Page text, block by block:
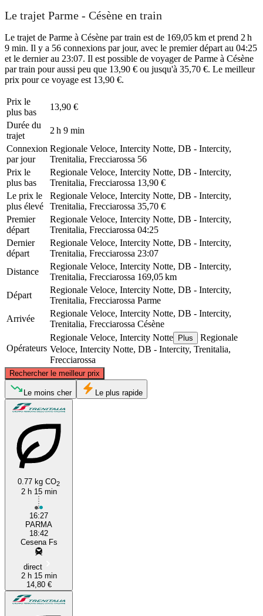
Le trajet Parme - Césène en train
Le trajet de Parme à Césène par train est de 169,05 km et prend 2 h
9 min. Il y a 56 connexions par jour, avec le premier départ au 04:25
et le dernier au 23:07. Il est possible de voyager de Parme à Césène
par train pour aussi peu que 13,90 € ou jusqu'à 35,70 €. Le meilleur
prix pour ce voyage est 13,90 €.
Prix ​​le
plus bas
13,90 €
Durée du
trajet
2 h 9 min
Connexion
par jour
Regionale Veloce, Intercity Notte, DB - Intercity,
Trenitalia, Frecciarossa 56
Prix ​​le
plus bas
Regionale Veloce, Intercity Notte, DB - Intercity,
Trenitalia, Frecciarossa 13,90 €
Le prix le
plus élevé
Regionale Veloce, Intercity Notte, DB - Intercity,
Trenitalia, Frecciarossa 35,70 €
Premier
départ
Regionale Veloce, Intercity Notte, DB - Intercity,
Trenitalia, Frecciarossa 04:25
Dernier
départ
Regionale Veloce, Intercity Notte, DB - Intercity,
Trenitalia, Frecciarossa 23:07
Distance
Regionale Veloce, Intercity Notte, DB - Intercity,
Trenitalia, Frecciarossa 169,05 km
Départ
Regionale Veloce, Intercity Notte, DB - Intercity,
Trenitalia, Frecciarossa Parme
Arrivée
Regionale Veloce, Intercity Notte, DB - Intercity,
Trenitalia, Frecciarossa Césène
Opérateurs
Regionale Veloce, Intercity Notte Plus
Regionale
Veloce, Intercity Notte, DB - Intercity, Trenitalia,
Frecciarossa
Rechercher le meilleur prix
Parma
Le moins cher Le plus rapide
0.77 kg CO2
2 h 15 min
16:27
PARMA
18:42
Cesena Fs
direct
2 h 15 min
14,80 €